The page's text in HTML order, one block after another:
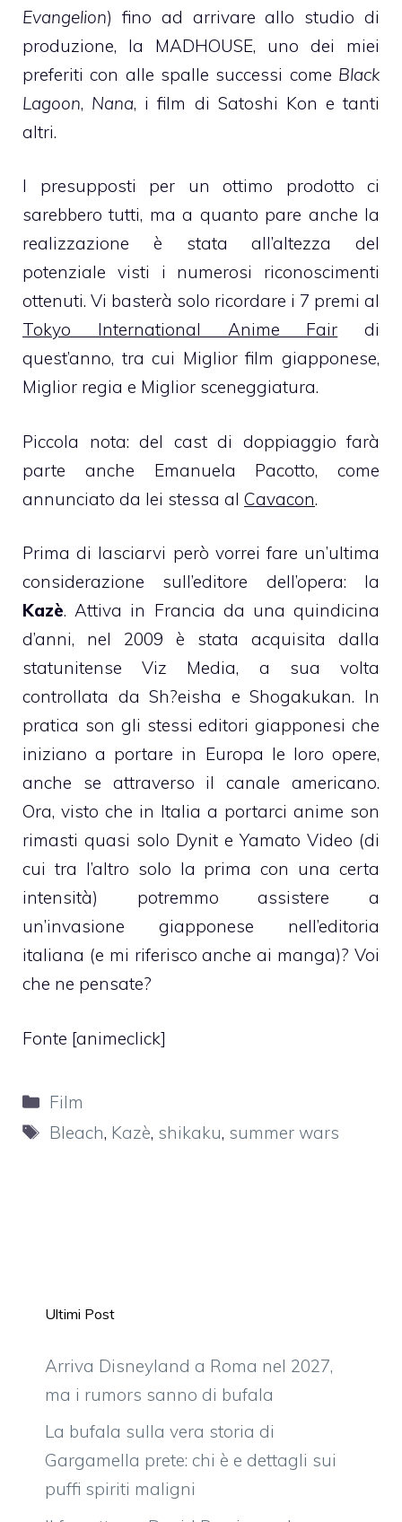
Evangelion) fino ad arrivare allo studio di
produzione, la MADHOUSE, uno dei miei
preferiti con alle spalle successi come Black
Lagoon, Nana, i film di Satoshi Kon e tanti
altri.
I presupposti per un ottimo prodotto ci
sarebbero tutti, ma a quanto pare anche la
realizzazione è stata all’altezza del
potenziale visti i numerosi riconoscimenti
ottenuti. Vi basterà solo ricordare i 7 premi al
Tokyo International Anime Fair di
quest’anno, tra cui Miglior film giapponese,
Miglior regia e Miglior sceneggiatura.
Piccola nota: del cast di doppiaggio farà
parte anche Emanuela Pacotto, come
annunciato da lei stessa al Cavacon.
Prima di lasciarvi però vorrei fare un’ultima
considerazione sull’editore dell’opera: la
Kazè. Attiva in Francia da una quindicina
d’anni, nel 2009 è stata acquisita dalla
statunitense Viz Media, a sua volta
controllata da Sh?eisha e Shogakukan. In
pratica son gli stessi editori giapponesi che
iniziano a portare in Europa le loro opere,
anche se attraverso il canale americano.
Ora, visto che in Italia a portarci anime son
rimasti quasi solo Dynit e Yamato Video (di
cui tra l’altro solo la prima con una certa
intensità) potremmo assistere a
un’invasione giapponese nell’editoria
italiana (e mi riferisco anche ai manga)? Voi
che ne pensate?
Fonte [animeclick]
Categorie
Film
Tag
Bleach, Kazè, shikaku, summer wars
Ultimi Post
Arriva Disneyland a Roma nel 2027,
ma i rumors sanno di bufala
La bufala sulla vera storia di
Gargamella prete: chi è e dettagli sui
puffi spiriti maligni